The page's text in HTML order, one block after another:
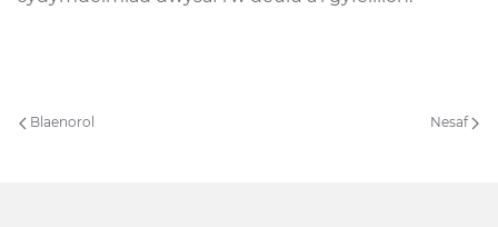
Blaenorol Nesaf